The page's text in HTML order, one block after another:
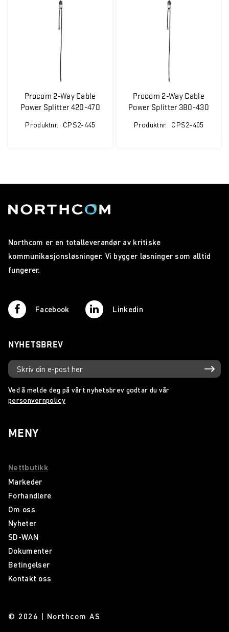
Procom 2-Way Cable
Power Splitter 420-470
Produktnr. CPS2-445
Procom 2-Way Cable
Power Splitter 380-430
Produktnr. CPS2-405
Northcom er en totalleverandør av kritiske
kommunikasjonsløsninger. Vi bygger løsninger som alltid
fungerer.
Facebook Linkedin
NYHETSBREV
Ved å melde deg på vårt nyhetsbrev godtar du vår
personvernpolicy
MENY
Nettbutikk
Markeder
Forhandlere
Om oss
Nyheter
SD-WAN
Dokumenter
Betingelser
Kontakt oss
© 2026 | Northcom AS